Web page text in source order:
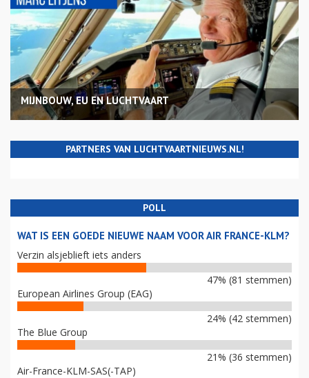
MIJNBOUW, EU EN LUCHTVAART
PARTNERS VAN LUCHTVAARTNIEUWS.NL!
POLL
WAT IS EEN GOEDE NIEUWE NAAM VOOR AIR FRANCE-KLM?
Verzin alsjeblieft iets anders
47% (81 stemmen)
European Airlines Group (EAG)
24% (42 stemmen)
The Blue Group
21% (36 stemmen)
Air-France-KLM-SAS(-TAP)